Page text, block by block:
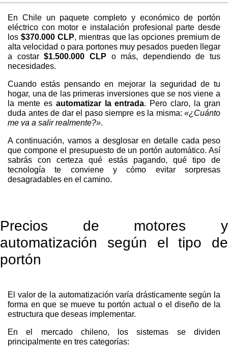
En Chile un paquete completo y económico de portón
eléctrico con motor e instalación profesional parte desde
los $370.000 CLP, mientras que las opciones premium de
alta velocidad o para portones muy pesados pueden llegar
a costar$1.500.000 CLP o más, dependiendo de tus
necesidades.
Cuando estás pensando en mejorar la seguridad de tu
hogar, una de las primeras inversiones que se nos viene a
la mente es automatizar la entrada. Pero claro, la gran
duda antes de dar el paso siempre es la misma: «¿Cuánto
me va a salir realmente?».
A continuación, vamos a desglosar en detalle cada peso
que compone el presupuesto de un portón automático. Así
sabrás con certeza qué estás pagando, qué tipo de
tecnología te conviene y cómo evitar sorpresas
desagradables en el camino.
Precios de motores y
automatización según el tipo de
portón
El valor de la automatización varía drásticamente según la
forma en que se mueve tu portón actual o el diseño de la
estructura que deseas implementar.
En el mercado chileno, los sistemas se dividen
principalmente en tres categorías: